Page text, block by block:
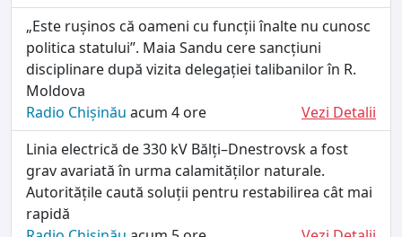
„Este rușinos că oameni cu funcții înalte nu cunosc
politica statului”. Maia Sandu cere sancțiuni
disciplinare după vizita delegației talibanilor în R.
Moldova
Radio Chișinău acum 4 ore
Vezi Detalii
Linia electrică de 330 kV Bălți–Dnestrovsk a fost
grav avariată în urma calamităților naturale.
Autoritățile caută soluții pentru restabilirea cât mai
rapidă